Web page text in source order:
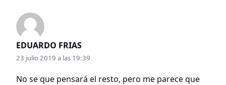
EDUARDO FRIAS
23 julio 2019 a las 19:39
No se que pensará el resto, pero me parece que